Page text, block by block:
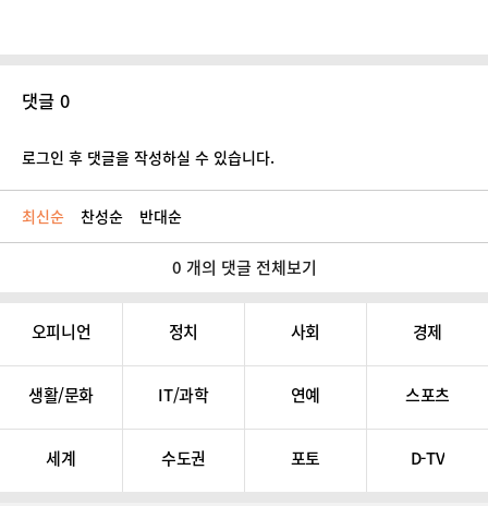
댓글 0
로그인 후 댓글을 작성하실 수 있습니다.
최신순 찬성순 반대순
0 개의 댓글 전체보기
오피니언 정치 사회 경제
생활/문화 IT/과학 연예 스포츠
세계 수도권 포토 D-TV